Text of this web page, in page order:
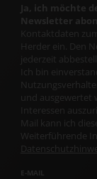
Ja, ich möchte
Newsletter
Kontaktdaten
Herder ein. Den
jederzeit
Ich bin
und ausgewertet
Interessen
Mail kann ich
Weiterführende
E-MAIL